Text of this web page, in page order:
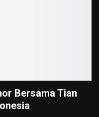
Bersama Tian